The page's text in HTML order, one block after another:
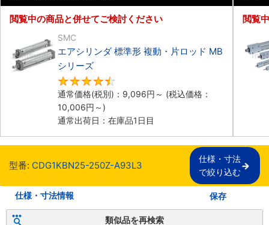
閲覧中の商品と併せてご検討ください
SMC
エアシリンダ 標準形 複動・片ロッド MB
シリーズ
通常価格(税別)： 9,096円 ～ (税込価格：
10,006円 ～)
通常出荷日：在庫品1日目
閲覧
型番: CDG1KBN25-250Z-A93L3
仕様・寸法
で絞り込む
仕様・寸法情報 保存
類似品を再検索